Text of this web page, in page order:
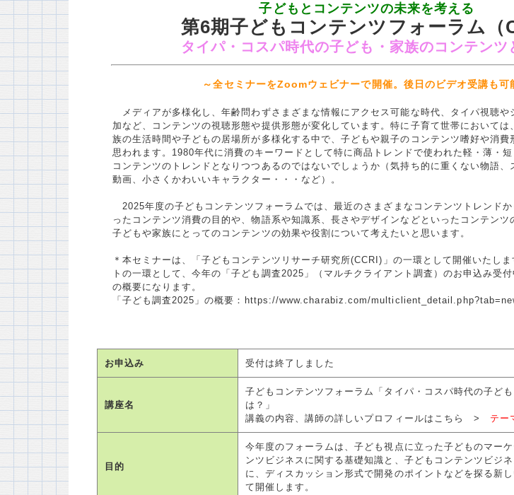
子どもとコンテンツの未来を考える
第6期子どもコンテンツフォーラム（
タイパ・コスパ時代の子ども・家族のコンテンツ
～全セミナーをZoomウェビナーで開催。後日のビデオ受講も可
メディアが多様化し、年齢問わずさまざまな情報にアクセス可能な時代、タイパ視聴や
加など、コンテンツの視聴形態や提供形態が変化しています。特に子育て世帯においては
族の生活時間や子どもの居場所が多様化する中で、子どもや親子のコンテンツ嗜好や消費
思われます。1980年代に消費のキーワードとして特に商品トレンドで使われた軽・薄・
コンテンツのトレンドとなりつつあるのではないでしょうか（気持ち的に重くない物語、
動画、小さくかわいいキャラクター・・・など）。
2025年度の子どもコンテンツフォーラムでは、最近のさまざまなコンテンツトレンド
ったコンテンツ消費の目的や、物語系や知識系、長さやデザインなどといったコンテンツ
子どもや家族にとってのコンテンツの効果や役割について考えたいと思います。
＊本セミナーは、「子どもコンテンツリサーチ研究所(CCRI)」の一環として開催いたし
トの一環として、今年の「子ども調査2025」（マルチクライアント調査）のお申込み受
の概要になります。
「子ども調査2025」の概要：https://www.charabiz.com/
お申込み 受付は終了しました
講座名
子どもコンテンツフォーラム「タイパ・コスパ時代の子ど
は？」
講義の内容、講師の詳しいプロフィールはこちら > テー
目的
今年度のフォーラムは、子ども視点に立った子どものマー
ンツビジネスに関する基礎知識と、子どもコンテンツビジ
に、ディスカッション形式で開発のポイントなどを探る新
て開催します。